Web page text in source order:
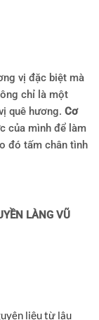
vị đặc biệt mà
chỉ là một
quê hương. Cơ
của mình để làm
đó tấm chân tình
LÀNG VŨ
liệu từ lâu